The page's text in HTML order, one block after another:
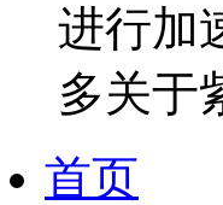
进行加
多关于
首页